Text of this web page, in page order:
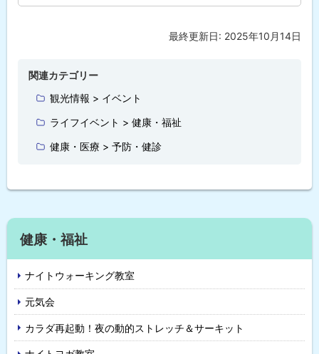
最終更新日: 2025年10月14日
関連カテゴリー
観光情報 > イベント
ライフイベント > 健康・福祉
健康・医療 > 予防・健診
サ
イ
ド
・
メ
健康・福祉
ナイトウォーキング教室
元気会
カラダ再起動！夜の動的ストレッチ＆サーキット